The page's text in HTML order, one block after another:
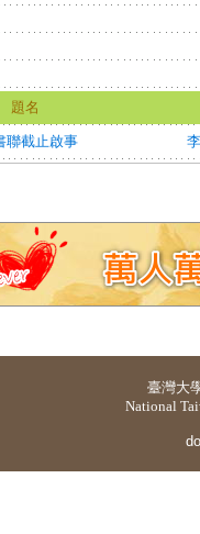
題名
聯截止啟事
臺灣大
National